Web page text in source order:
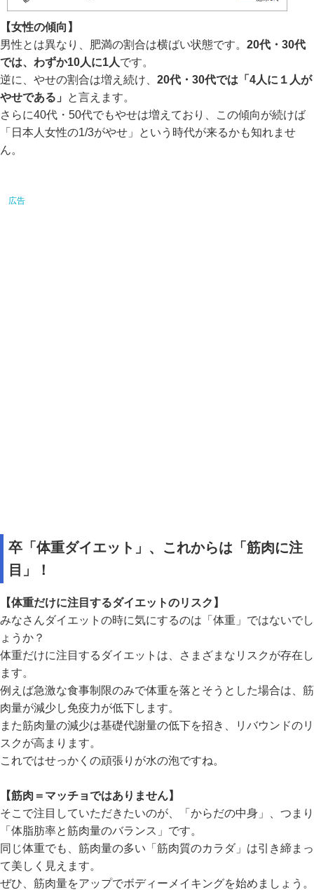
【女性の傾向】
男性とは異なり、肥満の割合は横ばい状態です。 20代・30代
では、わずか10人に1人です。
逆に、やせの割合は増え続け、 20代・30代では「4人に１人が
やせである」
と言えます。
さらに40代・50代でもやせは増えており、この傾向が続けば
「日本人女性の1/3がやせ」という時代が来るかも知れませ
ん。
卒「体重ダイエット」、これからは「筋肉に注
目」！
【体重だけに注目するダイエットのリスク】
みなさんダイエットの時に気にするのは「体重」ではないでし
ょうか？
体重だけに注目するダイエットは、さまざまなリスクが存在し
ます。
例えば急激な食事制限のみで体重を落とそうとした場合は、筋
肉量が減少し免疫力が低下します。
また筋肉量の減少は基礎代謝量の低下を招き、リバウンドのリ
スクが高まります。
これではせっかくの頑張りが水の泡ですね。
【筋肉＝マッチョではありません】
そこで注目していただきたいのが、「からだの中身」、つまり
「体脂肪率と筋肉量のバランス」です。
同じ体重でも、筋肉量の多い「筋肉質のカラダ」は引き締まっ
て美しく見えます。
ぜひ、筋肉量をアップでボディーメイキングを始めましょう。